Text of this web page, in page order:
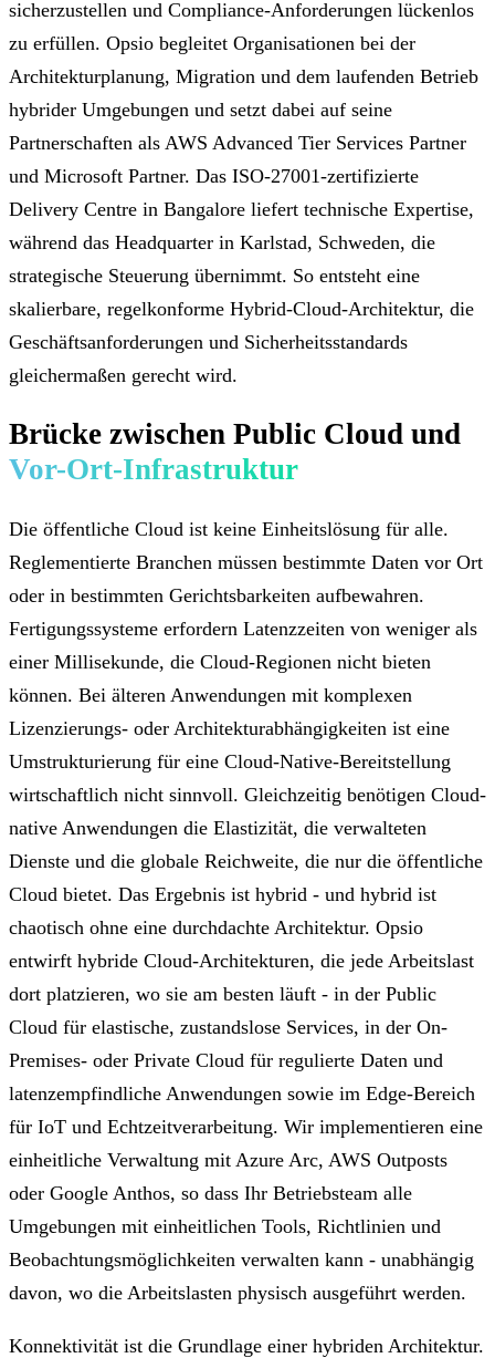
sicherzustellen und Compliance-Anforderungen lückenlos
zu erfüllen. Opsio begleitet Organisationen bei der
Architekturplanung, Migration und dem laufenden Betrieb
hybrider Umgebungen und setzt dabei auf seine
Partnerschaften als AWS Advanced Tier Services Partner
und Microsoft Partner. Das ISO-27001-zertifizierte
Delivery Centre in Bangalore liefert technische Expertise,
während das Headquarter in Karlstad, Schweden, die
strategische Steuerung übernimmt. So entsteht eine
skalierbare, regelkonforme Hybrid-Cloud-Architektur, die
Geschäftsanforderungen und Sicherheitsstandards
gleichermaßen gerecht wird.
Brücke zwischen Public Cloud und
Vor-Ort-Infrastruktur
Die öffentliche Cloud ist keine Einheitslösung für alle.
Reglementierte Branchen müssen bestimmte Daten vor Ort
oder in bestimmten Gerichtsbarkeiten aufbewahren.
Fertigungssysteme erfordern Latenzzeiten von weniger als
einer Millisekunde, die Cloud-Regionen nicht bieten
können. Bei älteren Anwendungen mit komplexen
Lizenzierungs- oder Architekturabhängigkeiten ist eine
Umstrukturierung für eine Cloud-Native-Bereitstellung
wirtschaftlich nicht sinnvoll. Gleichzeitig benötigen Cloud-
native Anwendungen die Elastizität, die verwalteten
Dienste und die globale Reichweite, die nur die öffentliche
Cloud bietet. Das Ergebnis ist hybrid - und hybrid ist
chaotisch ohne eine durchdachte Architektur. Opsio
entwirft hybride Cloud-Architekturen, die jede Arbeitslast
dort platzieren, wo sie am besten läuft - in der Public
Cloud für elastische, zustandslose Services, in der On-
Premises- oder Private Cloud für regulierte Daten und
latenzempfindliche Anwendungen sowie im Edge-Bereich
für IoT und Echtzeitverarbeitung. Wir implementieren eine
einheitliche Verwaltung mit Azure Arc, AWS Outposts
oder Google Anthos, so dass Ihr Betriebsteam alle
Umgebungen mit einheitlichen Tools, Richtlinien und
Beobachtungsmöglichkeiten verwalten kann - unabhängig
davon, wo die Arbeitslasten physisch ausgeführt werden.
Konnektivität ist die Grundlage einer hybriden Architektur.